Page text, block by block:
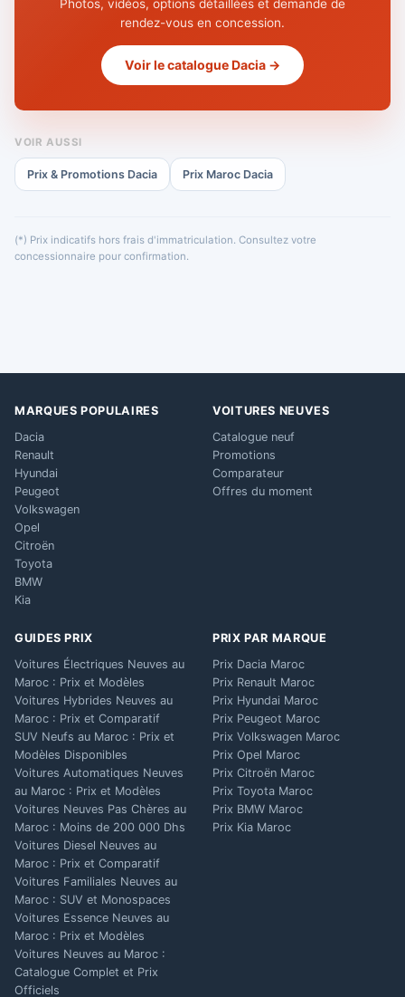
Photos, vidéos, options détaillées et demande de
rendez-vous en concession.
Voir le catalogue Dacia →
VOIR AUSSI
Prix & Promotions Dacia Prix Maroc Dacia
(*) Prix indicatifs hors frais d'immatriculation. Consultez votre
concessionnaire pour confirmation.
MARQUES POPULAIRES
Dacia
Renault
Hyundai
Peugeot
Volkswagen
Opel
Citroën
Toyota
BMW
Kia
VOITURES NEUVES
Catalogue neuf
Promotions
Comparateur
Offres du moment
GUIDES PRIX
Voitures Électriques Neuves au
Maroc : Prix et Modèles
Voitures Hybrides Neuves au
Maroc : Prix et Comparatif
SUV Neufs au Maroc : Prix et
Modèles Disponibles
Voitures Automatiques Neuves
au Maroc : Prix et Modèles
Voitures Neuves Pas Chères au
Maroc : Moins de 200 000 Dhs
Voitures Diesel Neuves au
Maroc : Prix et Comparatif
Voitures Familiales Neuves au
Maroc : SUV et Monospaces
Voitures Essence Neuves au
Maroc : Prix et Modèles
Voitures Neuves au Maroc :
Catalogue Complet et Prix
Officiels
PRIX PAR MARQUE
Prix Dacia Maroc
Prix Renault Maroc
Prix Hyundai Maroc
Prix Peugeot Maroc
Prix Volkswagen Maroc
Prix Opel Maroc
Prix Citroën Maroc
Prix Toyota Maroc
Prix BMW Maroc
Prix Kia Maroc